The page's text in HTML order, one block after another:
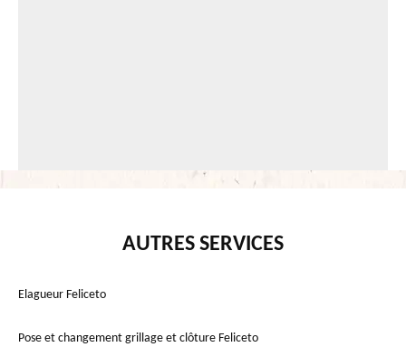
AUTRES SERVICES
Elagueur Feliceto
Pose et changement grillage et clôture Feliceto